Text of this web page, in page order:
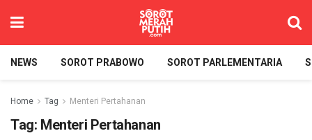
NEWS SOROT PRABOWO SOROT PARLEMENTARIA
Home Tag Menteri Pertahanan
Tag: Menteri Pertahanan